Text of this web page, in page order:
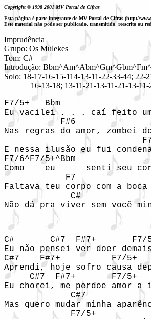
Copyright © 1998-2001 MV Portal de Cifras
Esta página é parte integrante de MV Portal de Cifras (http://
Este material não pode ser publicado, transmitido, reescrito ou
Imprudência
Grupo: Os Mulekes
Tom: C#
Introdução:
Solo: 18-17-16-15-114-13-11-22-33-44;
16-13-18; 13-11-21-13-11-21-13-11-
F7/5+   Bbm
Eu vacilei . . . caí feito um
F#6
Nas regras do amor, zombei
E nessa ilusão eu fui
F7/6^F7/5+^Bbm
Como    eu      senti seu
F7
Faltava teu corpo com a boca
C#
Não dá pra viver sem você
C#       C#7  F#7+
Eu não pensei ver doer
C#7    F#7+          F7/5+
Aprendi, hoje sofro causa
C#7  F#7+       F7/5+
Eu chorei, me perdoe amor a
C#7
Mas quero mudar minha
F7/5+